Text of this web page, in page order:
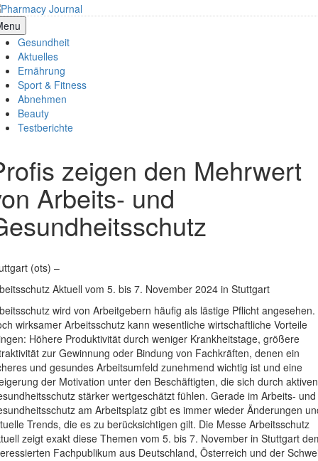
Skip
to
content
Journal
Gesundheit
Aktuelles
Ernährung
Sport & Fitness
Abnehmen
Beauty
Testberichte
zeigen den Mehrwert
Arbeits- und
(ots) –
Aktuell vom 5. bis 7. November 2024 in Stuttgart
wird von Arbeitgebern häufig als lästige Pflicht angesehen.
wirksamer Arbeitsschutz kann wesentliche wirtschaftliche Vorteile
Höhere Produktivität durch weniger Krankheitstage, größere
zur Gewinnung oder Bindung von Fachkräften, denen ein
und gesundes Arbeitsumfeld zunehmend wichtig ist und eine
der Motivation unter den Beschäftigten, die sich durch aktiven
stärker wertgeschätzt fühlen. Gerade im Arbeits- und
am Arbeitsplatz gibt es immer wieder Änderungen
Trends, die es zu berücksichtigen gilt. Die Messe Arbeitsschutz
zeigt exakt diese Themen vom 5. bis 7. November in Stuttgart
Fachpublikum aus Deutschland, Österreich und der